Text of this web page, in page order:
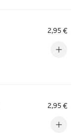
2,95 €
2,95 €